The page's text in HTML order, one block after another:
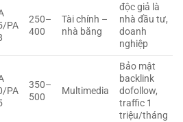
PA
250–
400
Tài chính –
nhà băng
độc giả là
nhà đầu tư,
doanh
nghiệp
PA
350–
500
Multimedia
Bảo mật
backlink
dofollow,
traffic 1
triệu/tháng